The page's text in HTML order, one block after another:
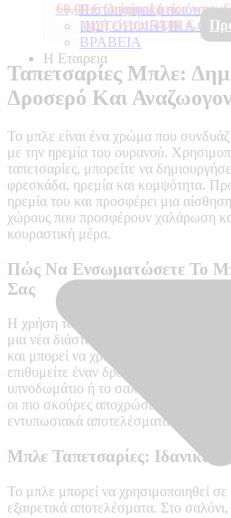
Πιστοποιητικά ποιότητας
ΠΙΣΤΟΠΟΙΗΤΙΚΑ
ΒΡΑΒΕΙΑ
Η Εταιρεια
60,00€ Original price was:
τιμή είναι: 54,00 €.
Ταπετσαρίες Μπλε:
Δροσερό Και
Το μπλε είναι ένα χρώμα που
με την ηρεμία του ουρανού.
ταπετσαρίες, μπορείτε να
φρεσκάδα, ηρεμία και κομψότητα.
ηρεμία του και προσφέρει μια
χώρους που προσφέρουν χαλάρωση
κουραστική μέρα.
Πώς Να Ενσωματώσετε Το
Σας
Η χρήση ταπετσαριών σε αποχρώσεις
μια νέα διάσταση στον χώρο σας.
και μπορεί να χρησιμοποιηθεί σε
επιθυμείτε έναν δροσερό χώρο,
υπνοδωμάτιο ή το σαλόνι σας. Αν
οι πιο σκούρες αποχρώσεις μπορούν
εντυπωσιακά αποτελέσματα.
Μπλε Ταπετσαρίες:
Το μπλε μπορεί να χρησιμοποιηθεί
εξαιρετικά αποτελέσματα. Στο